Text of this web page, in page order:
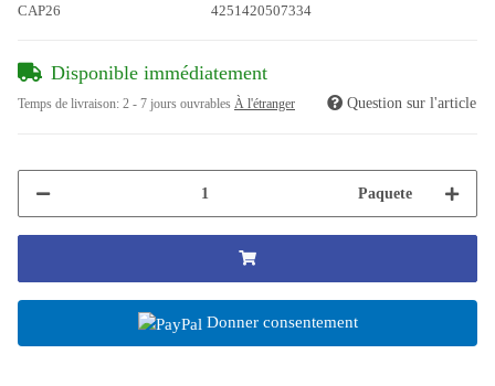
CAP26
4251420507334
Disponible immédiatement
Temps de livraison: 2 - 7 jours ouvrables À l'étranger Question sur l'article
Paquete
Donner consentement